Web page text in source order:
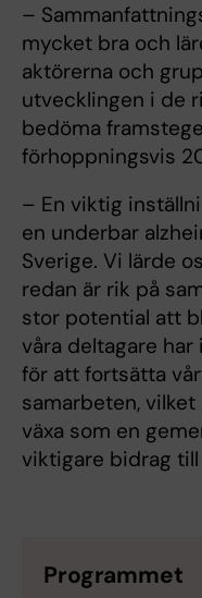
–
mycket bra och
aktörerna och
utvecklingen i de
bedöma
förhoppningsvis
– En viktig
en underbar
Sverige. Vi lärde
redan är rik på
stor potential att
våra deltagare
för att fortsätta
samarbeten,
växa som en
viktigare bidrag
Programmet